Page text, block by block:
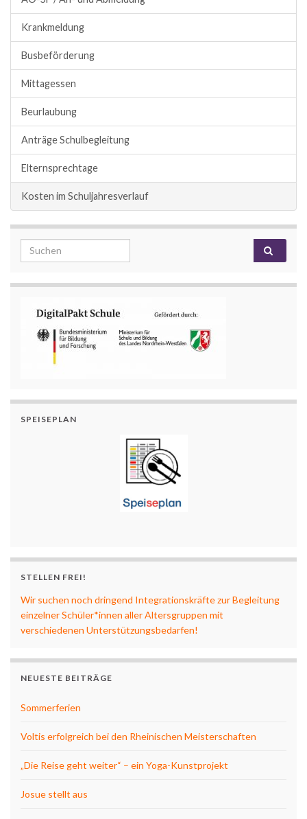
Krankmeldung
Busbeförderung
Mittagessen
Beurlaubung
Anträge Schulbegleitung
Elternsprechtage
Kosten im Schuljahresverlauf
Search for:
SPEISEPLAN
STELLEN FREI!
Wir suchen noch dringend Integrationskräfte zur Begleitung
einzelner Schüler*innen aller Altersgruppen mit
verschiedenen Unterstützungsbedarfen!
NEUESTE BEITRÄGE
Sommerferien
Voltis erfolgreich bei den Rheinischen Meisterschaften
„Die Reise geht weiter“ – ein Yoga-Kunstprojekt
Josue stellt aus